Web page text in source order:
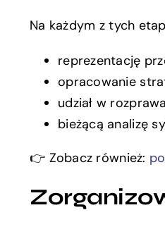
Na każdym z tych
reprezentację
opracowanie
udział w
bieżącą analizę
👉 Zobacz również: